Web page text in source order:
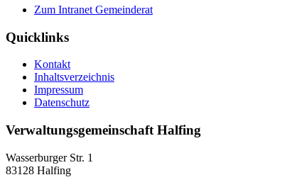
Zum Intranet Gemeinderat
Quicklinks
Kontakt
Inhaltsverzeichnis
Impressum
Datenschutz
Verwaltungsgemeinschaft Halfing
Wasserburger Str. 1
83128 Halfing